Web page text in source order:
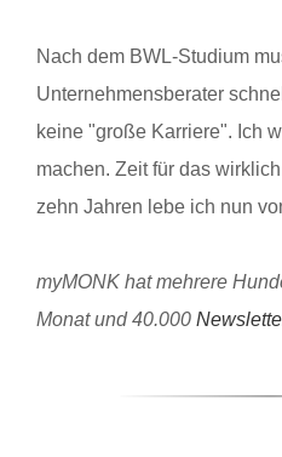
Nach dem BWL-Studium
Unternehmensberater
keine "große Karriere". Ich
machen. Zeit für das
zehn Jahren lebe ich nun
myMONK hat mehrere
Monat und 40.000